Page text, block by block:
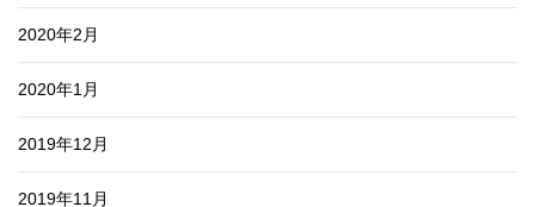
2020年2月
2020年1月
2019年12月
2019年11月